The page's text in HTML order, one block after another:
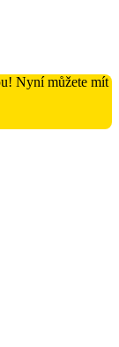
Nyní můžete mít